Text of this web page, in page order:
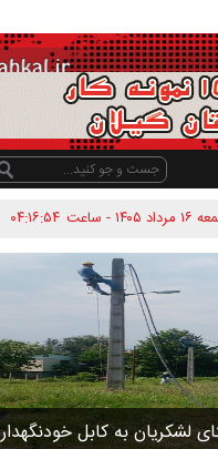
۱۴۰۵ - ساعت
۰۴:۱۶:۵۴
لشکریان به کابل خودنگهدار